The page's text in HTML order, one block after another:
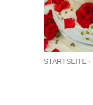
STARTSEITE